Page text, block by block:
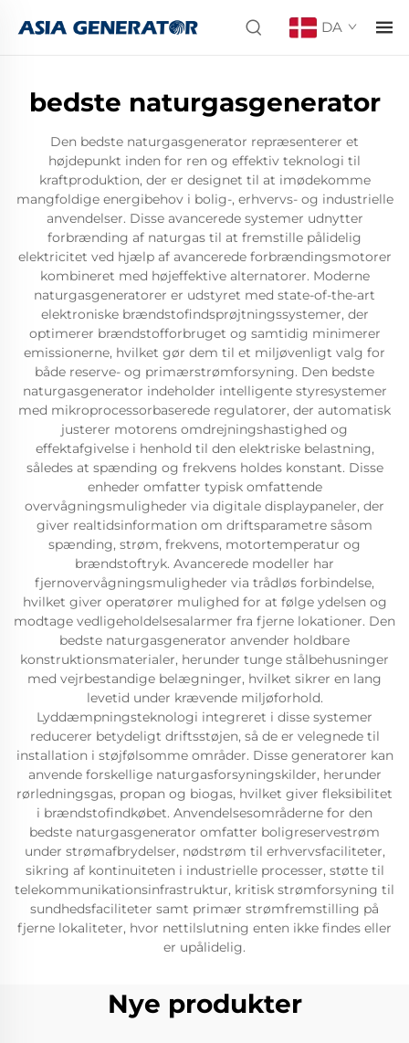
DA
bedste naturgasgenerator
Den bedste naturgasgenerator repræsenterer et
højdepunkt inden for ren og effektiv teknologi til
kraftproduktion, der er designet til at imødekomme
mangfoldige energibehov i bolig-, erhvervs- og industrielle
anvendelser. Disse avancerede systemer udnytter
forbrænding af naturgas til at fremstille pålidelig
elektricitet ved hjælp af avancerede forbrændingsmotorer
kombineret med højeffektive alternatorer. Moderne
naturgasgeneratorer er udstyret med state-of-the-art
elektroniske brændstofindsprøjtningssystemer, der
optimerer brændstofforbruget og samtidig minimerer
emissionerne, hvilket gør dem til et miljøvenligt valg for
både reserve- og primærstrømforsyning. Den bedste
naturgasgenerator indeholder intelligente styresystemer
med mikroprocessorbaserede regulatorer, der automatisk
justerer motorens omdrejningshastighed og
effektafgivelse i henhold til den elektriske belastning,
således at spænding og frekvens holdes konstant. Disse
enheder omfatter typisk omfattende
overvågningsmuligheder via digitale displaypaneler, der
giver realtidsinformation om driftsparametre såsom
spænding, strøm, frekvens, motortemperatur og
brændstoftryk. Avancerede modeller har
fjernovervågningsmuligheder via trådløs forbindelse,
hvilket giver operatører mulighed for at følge ydelsen og
modtage vedligeholdelsesalarmer fra fjerne lokationer. Den
bedste naturgasgenerator anvender holdbare
konstruktionsmaterialer, herunder tunge stålbehusninger
med vejrbestandige belægninger, hvilket sikrer en lang
levetid under krævende miljøforhold.
Lyddæmpningsteknologi integreret i disse systemer
reducerer betydeligt driftsstøjen, så de er velegnede til
installation i støjfølsomme områder. Disse generatorer kan
anvende forskellige naturgasforsyningskilder, herunder
rørledningsgas, propan og biogas, hvilket giver fleksibilitet
i brændstofindkøbet. Anvendelsesområderne for den
bedste naturgasgenerator omfatter boligreservestrøm
under strømafbrydelser, nødstrøm til erhvervsfaciliteter,
sikring af kontinuiteten i industrielle processer, støtte til
telekommunikationsinfrastruktur, kritisk strømforsyning til
sundhedsfaciliteter samt primær strømfremstilling på
fjerne lokaliteter, hvor nettilslutning enten ikke findes eller
er upålidelig.
Nye produkter